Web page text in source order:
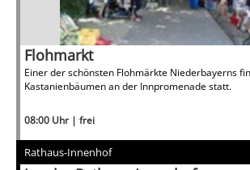
Flohmarkt
Einer der schönsten Flohmärkte Niederbayerns
Kastanienbäumen an der Innpromenade statt.
08:00 Uhr | frei
Rathaus-Innenhof